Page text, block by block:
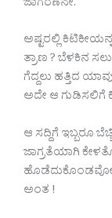
ಜಾಗರಣೆನೇ.
ಅಷ್ಟರಲ್ಲಿ
ತ್ರಾಣ ? ಬೆಳಕಿನ
ಗೆದ್ದಲು ಹತ್ತಿದ
ಅದೇ ಆ ಗುಡಿಸಲಿಗೆ
ಆ ಸದ್ದಿಗೆ ಇಬ್ಬರೂ
ಜಾಗ್ರತೆಯಾಗಿ
ಅಂತ !